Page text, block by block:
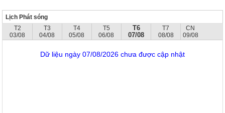
Lịch Phát sóng
T2
03/08
T3
04/08
T4
05/08
T5
06/08
T6
07/08
T7
08/08
CN
09/08
Dữ liệu ngày 07/08/2026 chưa được cập nhật